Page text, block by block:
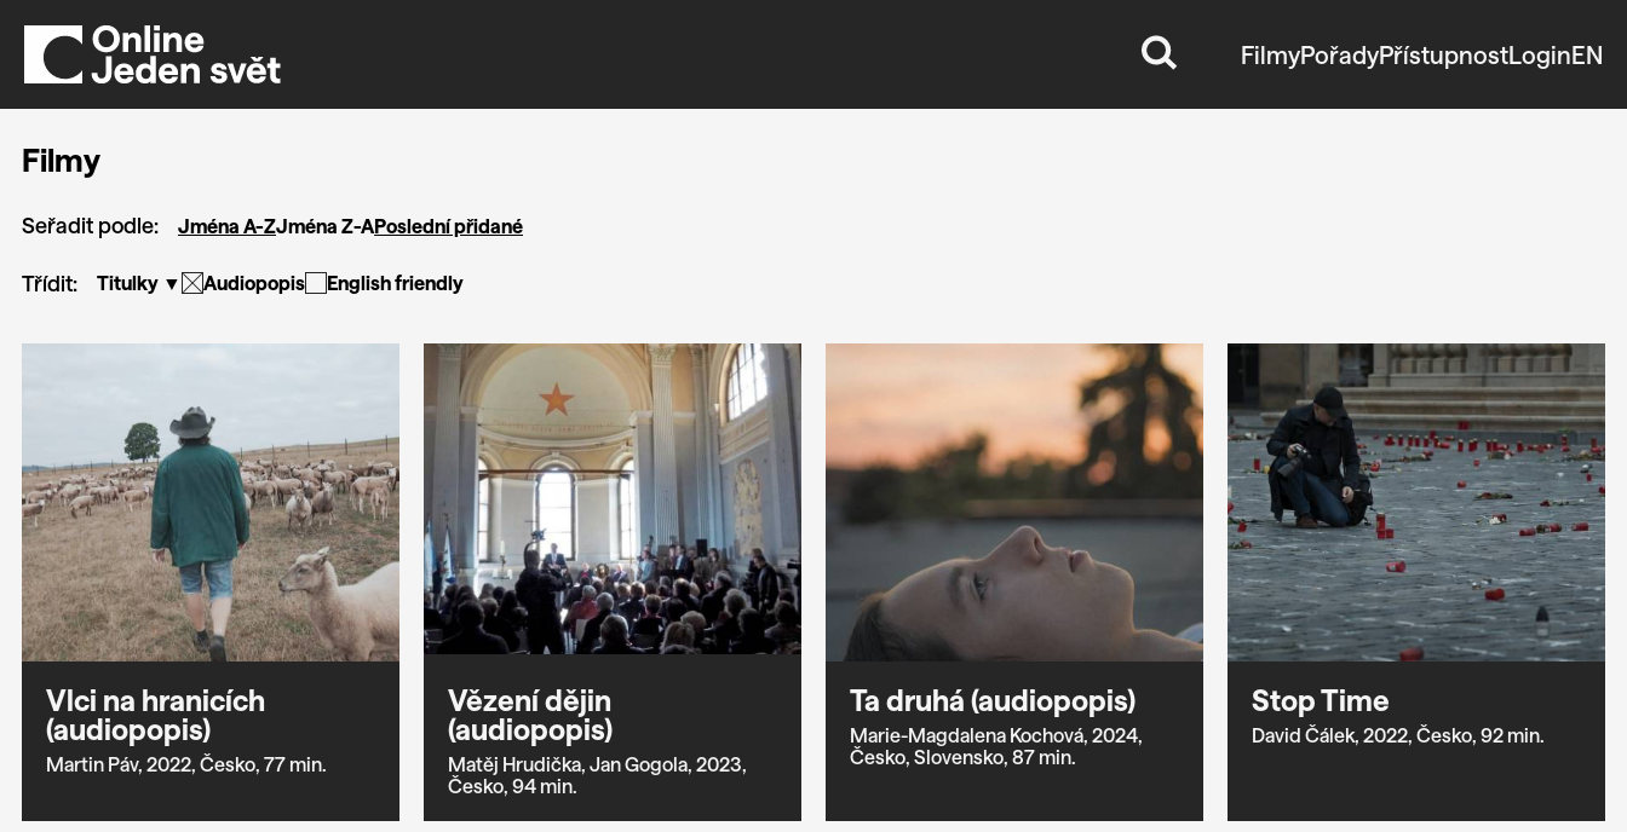
FilmyPořadyPřístupnostLoginEN
Filmy
Seřadit podle: Jména A-ZJména Z-APoslední přidané
Třídit: Titulky ▼ Audiopopis English friendly
Vlci na hranicích
(audiopopis)
Martin Páv, 2022, Česko, 77 min.
Vězení dějin
(audiopopis)
Matěj Hrudička, Jan Gogola, 2023,
Česko, 94 min.
Ta druhá (audiopopis)
Marie-Magdalena Kochová, 2024,
Česko, Slovensko, 87 min.
Stop Time
David Čálek, 2022, Česko, 92 min.